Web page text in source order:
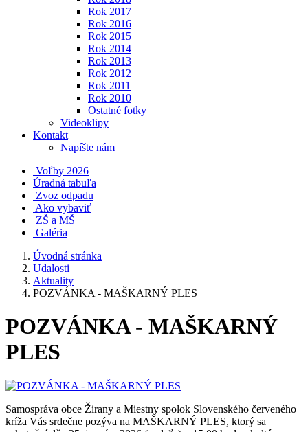
Rok 2017
Rok 2016
Rok 2015
Rok 2014
Rok 2013
Rok 2012
Rok 2011
Rok 2010
Ostatné fotky
Videoklipy
Kontakt
Napíšte nám
Voľby 2026
Úradná tabuľa
Zvoz odpadu
Ako vybaviť
ZŠ a MŠ
Galéria
Úvodná stránka
Udalosti
Aktuality
POZVÁNKA - MAŠKARNÝ PLES
POZVÁNKA - MAŠKARNÝ
PLES
Samospráva obce Žirany a Miestny spolok Slovenského červeného
kríža Vás srdečne pozýva na MAŠKARNÝ PLES, ktorý sa